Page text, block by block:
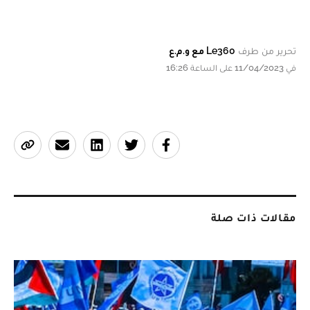
تحرير من طرف Le360 مع و.م.ع
في 11/04/2023 على الساعة 16:26
مقالات ذات صلة